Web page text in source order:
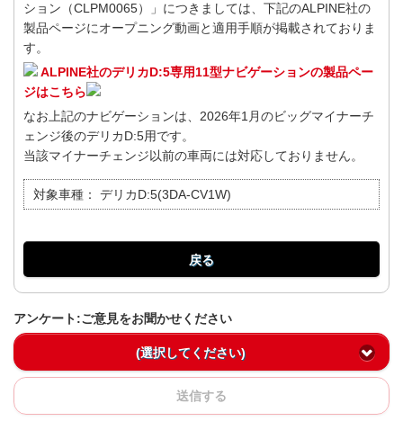
ション（CLPM0065）」につきましては、下記のALPINE社の
製品ページにオープニング動画と適用手順が掲載されておりま
す。
ALPINE社のデリカD:5専用11型ナビゲーションの製品ペー
ジはこちら
なお上記のナビゲーションは、2026年1月のビッグマイナーチ
ェンジ後のデリカD:5用です。
当該マイナーチェンジ以前の車両には対応しておりません。
対象車種： デリカD:5(3DA-CV1W)
戻る
アンケート:ご意見をお聞かせください
(選択してください)
送信する